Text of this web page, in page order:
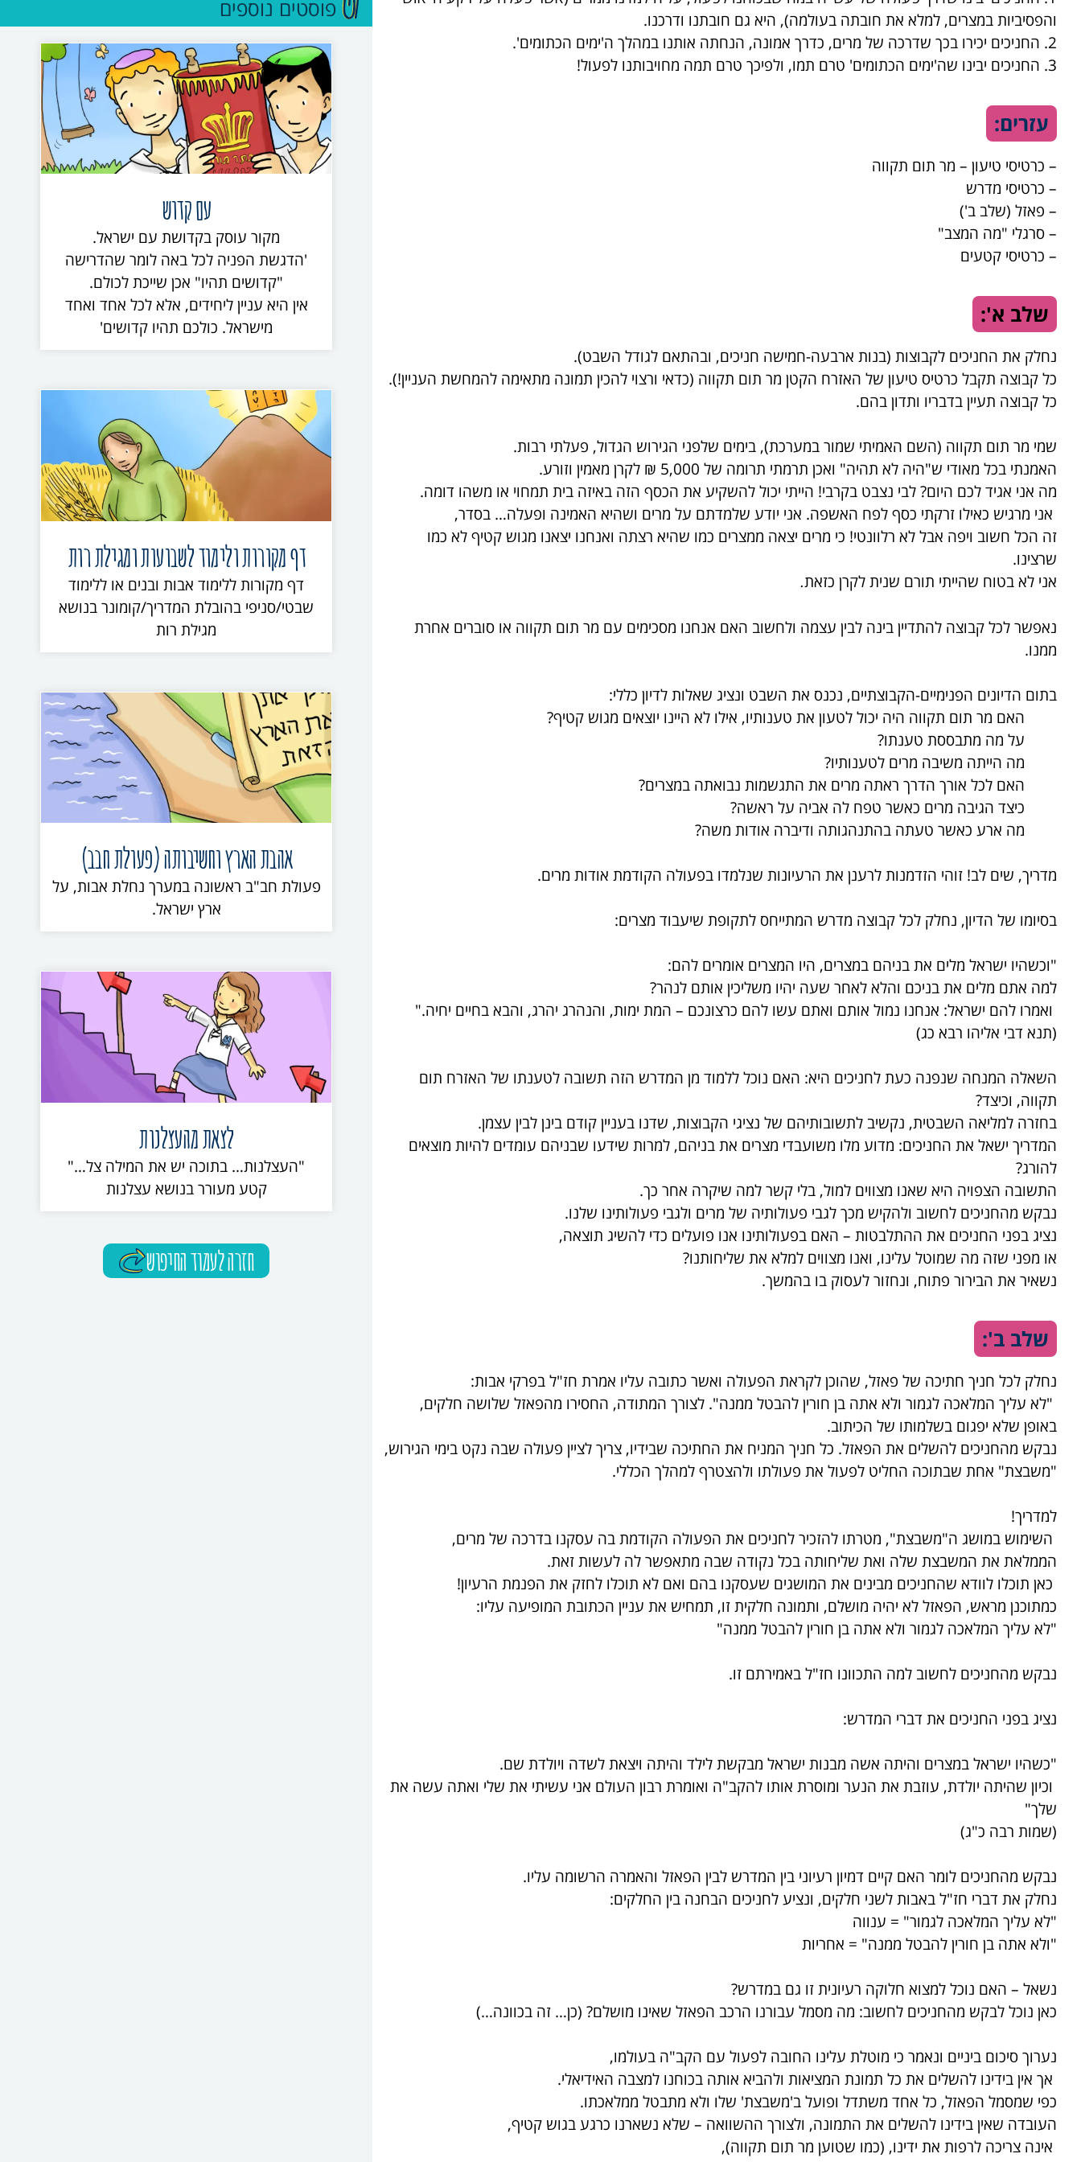
והפסיביות במצרים, למלא את חובתה בעולמה), היא גם חובתנו ודרכנו.
2. החניכים יכירו בכך שדרכה של מרים, כדרך אמונה, הנחתה אותנו במהלך ה'ימים הכתומים'.
3. החניכים יבינו שה'ימים הכתומים' טרם תמו, ולפיכך טרם תמה מחויבותנו לפעול!
עזרים:
– כרטיסי טיעון – מר תום תקווה
– כרטיסי מדרש
– פאזל (שלב ב')
–סרגלי "מה המצב"
– כרטיסי קטעים
שלב א':
נחלק את החניכים לקבוצות (בנות ארבעה-חמישה חניכים, ובהתאם לגודל השבט).
כל קבוצה תקבל כרטיס טיעון של האזרח הקטן מר תום תקווה (כדאי ורצוי להכין תמונה מתאימה להמחשת העניין!).
כל קבוצה תעיין בדבריו ותדון בהם.
שמי מר תום תקווה (השם האמיתי שמור במערכת), בימים שלפני הגירוש הגדול, פעלתי רבות.
האמנתי בכל מאודי ש"היה לא תהיה" ואכן תרמתי תרומה של 5,000 ₪ לקרן מאמין וזורע.
מה אני אגיד לכם היום? לבי נצבט בקרבי! הייתי יכול להשקיע את הכסף הזה באיזה בית תמחוי או משהו דומה.
אני מרגיש כאילו זרקתי כסף לפח האשפה. אני יודע שלמדתם על מרים ושהיא האמינה ופעלה… בסדר,
זה הכל חשוב ויפה אבל לא רלוונטי! כי מרים יצאה ממצרים כמו שהיא רצתה ואנחנו יצאנו מגוש קטיף לא כמו
שרצינו.
אני לא בטוח שהייתי תורם שנית לקרן כזאת.
נאפשר לכל קבוצה להתדיין בינה לבין עצמה ולחשוב האם אנחנו מסכימים עם מר תום תקווה או סוברים אחרת
ממנו.
בתום הדיונים הפנימיים-הקבוצתיים, נכנס את השבט ונציג שאלות לדיון כללי:
האם מר תום תקווה היה יכול לטעון את טענותיו, אילו לא היינו יוצאים מגוש קטיף?
על מה מתבססת טענתו?
מה הייתה משיבה מרים לטענותיו?
האם לכל אורך הדרך ראתה מרים את התגשמות נבואתה במצרים?
כיצד הגיבה מרים כאשר טפח לה אביה על ראשה?
מה ארע כאשר טעתה בהתנהגותה ודיברה אודות משה?
מדריך, שים לב! זוהי הזדמנות לרענן את הרעיונות שנלמדו בפעולה הקודמת אודות מרים.
בסיומו של הדיון, נחלק לכל קבוצה מדרש המתייחס לתקופת שיעבוד מצרים:
"וכשהיו ישראל מלים את בניהם במצרים, היו המצרים אומרים להם:
למה אתם מלים את בניכם והלא לאחר שעה יהיו משליכין אותם לנהר?
ואמרו להם ישראל: אנחנו נמול אותם ואתם עשו להם כרצונכם – המת ימות, והנהרג יהרג, והבא בחיים יחיה."
(תנא דבי אליהו רבא כג)
השאלה המנחה שנפנה כעת לחניכים היא: האם נוכל ללמוד מן המדרש הזה תשובה לטענתו של האזרח תום
תקווה, וכיצד?
בחזרה למליאה השבטית, נקשיב לתשובותיהם של נציגי הקבוצות, שדנו בעניין קודם בינן לבין עצמן.
המדריך ישאל את החניכים: מדוע מלו משועבדי מצרים את בניהם, למרות שידעו שבניהם עומדים להיות מוצאים
להורג?
התשובה הצפויה היא שאנו מצווים למול, בלי קשר למה שיקרה אחר כך.
נבקש מהחניכים לחשוב ולהקיש מכך לגבי פעולותיה של מרים ולגבי פעולותינו שלנו.
נציג בפני החניכים את ההתלבטות – האם בפעולותינו אנו פועלים כדי להשיג תוצאה,
או מפני שזה מה שמוטל עלינו, ואנו מצווים למלא את שליחותנו?
נשאיר את הבירור פתוח, ונחזור לעסוק בו בהמשך.
שלב ב':
נחלק לכל חניך חתיכה של פאזל, שהוכן לקראת הפעולה ואשר כתובה עליו אמרת חז"ל בפרקי אבות:
"לא עליך המלאכה לגמור ולא אתה בן חורין להבטל ממנה". לצורך המתודה, החסירו מהפאזל שלושה חלקים,
באופן שלא יפגום בשלמותו של הכיתוב.
נבקש מהחניכים להשלים את הפאזל. כל חניך המניח את החתיכה שבידיו, צריך לציין פעולה שבה נקט בימי הגירוש,
"משבצת" אחת שבתוכה החליט לפעול את פעולתו ולהצטרף למהלך הכללי.
למדריך!
השימוש במושג ה"משבצת", מטרתו להזכיר לחניכים את הפעולה הקודמת בה עסקנו בדרכה של מרים,
הממלאת את המשבצת שלה ואת שליחותה בכל נקודה שבה מתאפשר לה לעשות זאת.
כאן תוכלו לוודא שהחניכים מבינים את המושגים שעסקנו בהם ואם לא תוכלו לחזק את הפנמת הרעיון!
כמתוכנן מראש, הפאזל לא יהיה מושלם, ותמונה חלקית זו, תמחיש את עניין הכתובת המופיעה עליו:
"לא עליך המלאכה לגמור ולא אתה בן חורין להבטל ממנה"
נבקש מהחניכים לחשוב למה התכוונו חז"ל באמירתם זו.
נציג בפני החניכים את דברי המדרש:
"כשהיו ישראל במצרים והיתה אשה מבנות ישראל מבקשת לילד והיתה ויצאת לשדה ויולדת שם.
וכיון שהיתה יולדת, עוזבת את הנער ומוסרת אותו להקב"ה ואומרת רבון העולם אני עשיתי את שלי ואתה עשה את
שלך"
(שמות רבה כ"ג)
נבקש מהחניכים לומר האם קיים דמיון רעיוני בין המדרש לבין הפאזל והאמרה הרשומה עליו.
נחלק את דברי חז"ל באבות לשני חלקים, ונציע לחניכים הבחנה בין החלקים:
"לא עליך המלאכה לגמור" = ענווה
"ולא אתה בן חורין להבטל ממנה" = אחריות
נשאל – האם נוכל למצוא חלוקה רעיונית זו גם במדרש?
כאן נוכל לבקש מהחניכים לחשוב: מה מסמל עבורנו הרכב הפאזל שאינו מושלם? (כן… זה בכוונה…)
נערוך סיכום ביניים ונאמר כי מוטלת עלינו החובה לפעול עם הקב"ה בעולמו,
אך אין בידינו להשלים את כל תמונת המציאות ולהביא אותה בכוחנו למצבה האידיאלי.
כפי שמסמל הפאזל, כל אחד משתדל ופועל ב'משבצת' שלו ולא מתבטל ממלאכתו.
העובדה שאין בידינו להשלים את התמונה, ולצורך ההשוואה – שלא נשארנו כרגע בגוש קטיף,
אינה צריכה לרפות את ידינו, (כמו שטוען מר תום תקווה),
פוסטים נוספים
עם קדוש
מקור עוסק בקדושת עם ישראל.
'הדגשת הפניה לכל באה לומר שהדרישה
"קדושים תהיו" אכן שייכת לכולם.
אין היא עניין ליחידים, אלא לכל אחד ואחד
מישראל. כולכם תהיו קדושים'
דף מקורות ולימוד לשבועות ומגילת רות
דף מקורות ללימוד אבות ובנים או ללימוד
שבטי/סניפי בהובלת המדריך/קומונר בנושא
מגילת רות
אהבת הארץ וחשיבותה (פעולת חבב)
פעולת חב"ב ראשונה במערך נחלת אבות, על
ארץ ישראל.
לצאת מהעצלנות
"העצלנות… בתוכה יש את המילה צל…"
קטע מעורר בנושא עצלנות
חזרה לעמוד החיפוש